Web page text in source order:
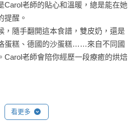
Carol老師的貼心和溫暖，總是能在她
提醒。
，隨手翻開這本食譜，雙皮奶，還是
蛋糕、德國的沙蛋糕……來自不同國
Carol老師會陪你經歷一段療癒的烘焙
」為《Carol的甜點四季》繪製書內插
的生活場景，結合季節甜點，以及時
看更多